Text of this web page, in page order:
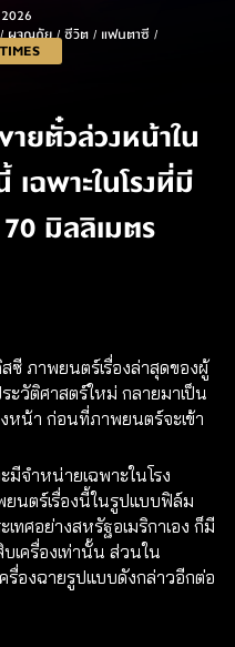
/ผจญภัย /ชีวิต / แฟนตาซี /
ยตั๋วล่วงหน้าใน
เฉพาะในโรงที่มี
มิลลิเมตร
ภาพยนตร์เรื่องล่าสุดของผู้
ะวัติศาสตร์ใหม่ กลายมาเป็น
หน้า ก่อนที่ภาพยนตร์จะเข้า
มีจำหน่ายเฉพาะในโรง
นตร์เรื่องนี้ในรูปแบบฟิล์ม
ทศอย่างสหรัฐอเมริกาเอง ก็มี
เครื่องเท่านั้น ส่วนใน
รื่องฉายรูปแบบดังกล่าวอีกต่อ